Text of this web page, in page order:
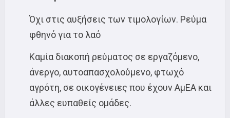
Όχι στις αυξήσεις των τιμολογίων. Ρεύμα
φθηνό για το λαό
Καμία διακοπή ρεύματος σε εργαζόμενο,
άνεργο, αυτοαπασχολούμενο, φτωχό
αγρότη, σε οικογένειες που έχουν ΑμΕΑ και
άλλες ευπαθείς ομάδες.